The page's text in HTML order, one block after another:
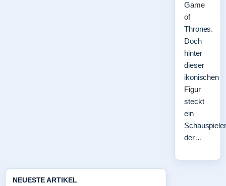
Game
of
Thrones.
Doch
hinter
dieser
ikonischen
Figur
steckt
ein
der…
NEUESTE ARTIKEL